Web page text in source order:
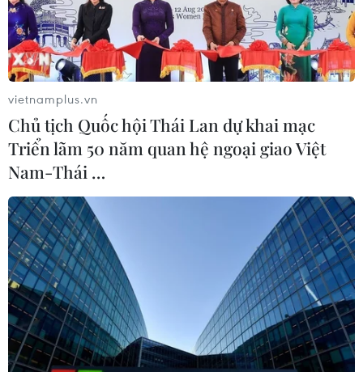
vietnamplus.vn
Chủ tịch Quốc hội Thái Lan dự khai mạc
Triển lãm 50 năm quan hệ ngoại giao Việt
Nam-Thái …